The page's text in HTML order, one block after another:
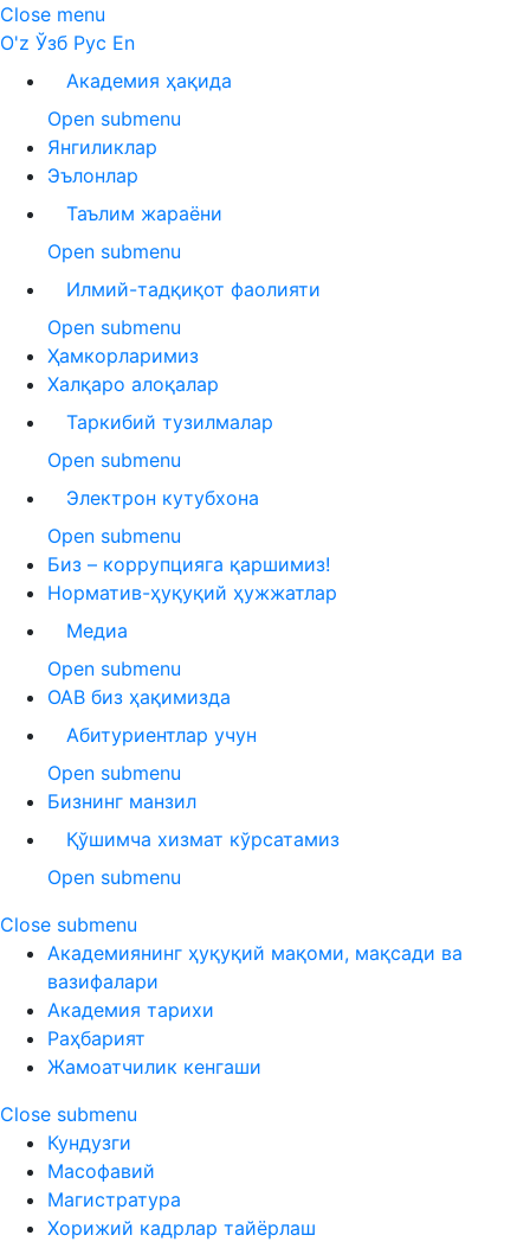
Close menu
O'z Ўзб Рус En
Академия ҳақида
Open submenu
Янгиликлар
Эълонлар
Таълим жараёни
Open submenu
Илмий-тадқиқот фаолияти
Open submenu
Ҳамкорларимиз
Халқаро алоқалар
Таркибий тузилмалар
Open submenu
Электрон кутубхона
Open submenu
Биз – коррупцияга қаршимиз!
Норматив-ҳуқуқий ҳужжатлар
Медиа
Open submenu
ОАВ биз ҳақимизда
Абитуриентлар учун
Open submenu
Бизнинг манзил
Қўшимча хизмат кўрсатамиз
Open submenu
Close submenu
Академиянинг ҳуқуқий мақоми, мақсади ва
вазифалари
Академия тарихи
Раҳбарият
Жамоатчилик кенгаши
Close submenu
Кундузги
Масофавий
Магистратура
Хорижий кадрлар тайёрлаш